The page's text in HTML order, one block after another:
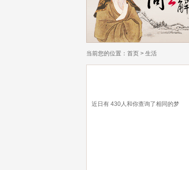
当前您的位置： 首页 > 生活
近日有 430人和你查询了相同的梦